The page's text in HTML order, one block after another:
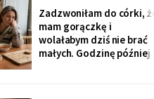
ja co niedzielę czekam z
obiadem. Ostatni raz
przyszli we wrześniu.
Zadzwoniłam do córki, że
mam gorączkę i
wolałabym dziś nie brać
małych. Godzinę później